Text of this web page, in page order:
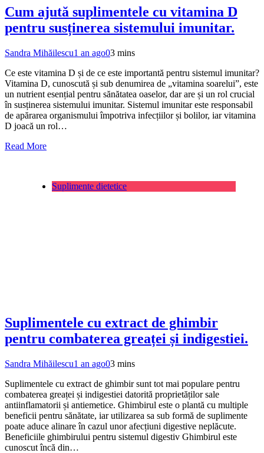
Cum ajută suplimentele cu vitamina D
pentru susținerea sistemului imunitar.
Sandra Mihăilescu1 an ago03 mins
Ce este vitamina D și de ce este importantă pentru sistemul imunitar?
Vitamina D, cunoscută și sub denumirea de „vitamina soarelui”, este
un nutrient esențial pentru sănătatea oaselor, dar are și un rol crucial
în susținerea sistemului imunitar. Sistemul imunitar este responsabil
de apărarea organismului împotriva infecțiilor și bolilor, iar vitamina
D joacă un rol…
Read More
Suplimente dietetice
Suplimentele cu extract de ghimbir
pentru combaterea greaței și indigestiei.
Sandra Mihăilescu1 an ago03 mins
Suplimentele cu extract de ghimbir sunt tot mai populare pentru
combaterea greaței și indigestiei datorită proprietăților sale
antiinflamatorii și antiemetice. Ghimbirul este o plantă cu multiple
beneficii pentru sănătate, iar utilizarea sa sub formă de suplimente
poate aduce alinare în cazul unor afecțiuni digestive neplăcute.
Beneficiile ghimbirului pentru sistemul digestiv Ghimbirul este
cunoscut încă din…